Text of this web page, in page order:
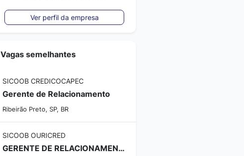
Ver perfil da empresa
Vagas semelhantes
SICOOB CREDICOCAPEC
Gerente de Relacionamento
Ribeirão Preto, SP, BR
SICOOB OURICRED
GERENTE DE RELACIONAMENTO